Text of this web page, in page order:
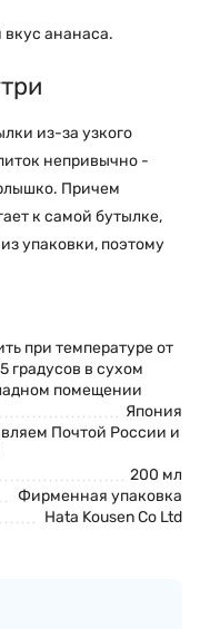
ананаса.
из-за узкого
непривычно -
Причем
к самой бутылке,
упаковки, поэтому
при температуре от
градусов в сухом
помещении
Япония
Почтой России и
200 мл
Фирменная упаковка
Hata Kousen Co Ltd